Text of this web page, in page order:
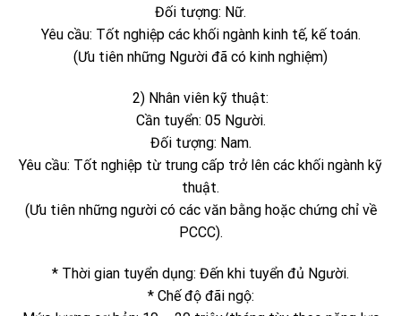
Đối tượng: Nữ.
Yêu cầu: Tốt nghiệp các khối ngành kinh tế, kế toán.
(Ưu tiên những Người đã có kinh nghiệm)
2) Nhân viên kỹ thuật:
Cần tuyển: 05 Người.
Đối tượng: Nam.
Yêu cầu: Tốt nghiệp từ trung cấp trở lên các khối ngành kỹ
thuật.
(Ưu tiên những người có các văn bằng hoặc chứng chỉ về
PCCC).
* Thời gian tuyển dụng: Đến khi tuyển đủ Người.
* Chế độ đãi ngộ: